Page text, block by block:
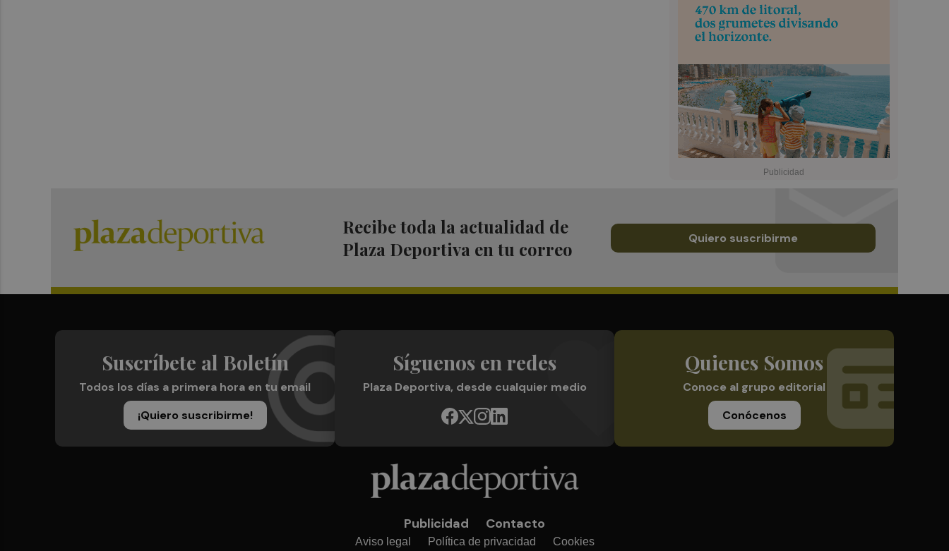
Recibe toda la actualidad de
Plaza Deportiva en tu correo
Quiero suscribirme
Suscríbete al Boletín
Todos los días a primera hora en tu email
¡Quiero suscribirme!
Síguenos en redes
Plaza Deportiva, desde cualquier medio
Quienes Somos
Conoce al grupo editorial
Conócenos
Publicidad Contacto
Aviso legal Política de privacidad Cookies